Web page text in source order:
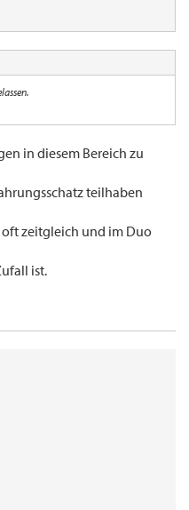
in diesem Bereich zu
teilhaben
zeitgleich und im Duo
ist.